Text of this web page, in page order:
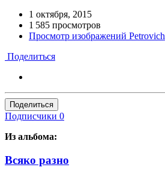
1 октября, 2015
1 585 просмотров
Просмотр изображений Petrovich
Поделиться
Поделиться
Подписчики 0
Из альбома:
Всяко разно